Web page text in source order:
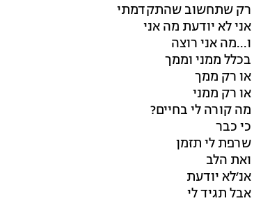
רק שתחשוב שהתקדמתי
אני לא יודעת מה אני
ו...מה אני רוצה
בכלל ממני וממך
או רק ממך
או רק ממני
מה קורה לי בחיים?
כי כבר
שרפת לי תזמן
ואת הלב
אנ׳לא יודעת
אבל תגיד לי